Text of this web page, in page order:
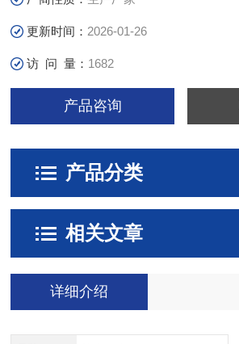
更新时间： 2026-01-26
访 问 量： 1682
产品咨询
产品分类
相关文章
详细介绍